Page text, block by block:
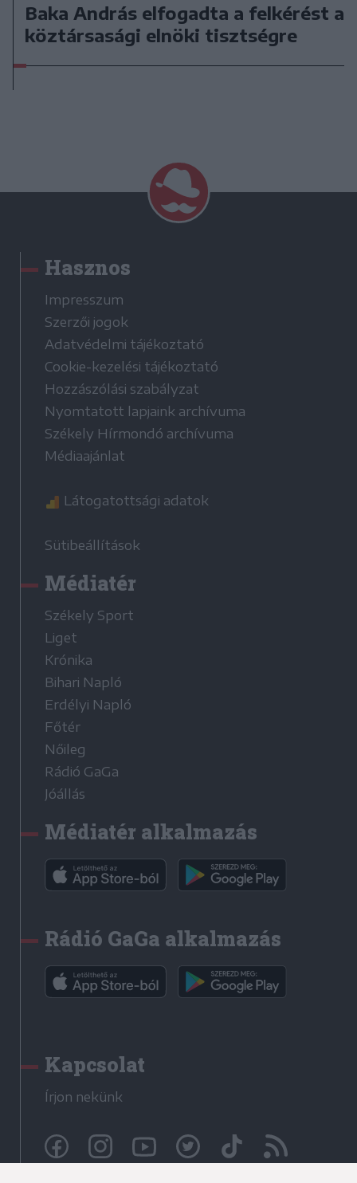
Baka András elfogadta a felkérést a
köztársasági elnöki tisztségre
Hasznos
Impresszum
Szerzői jogok
Adatvédelmi tájékoztató
Cookie-kezelési tájékoztató
Hozzászólási szabályzat
Nyomtatott lapjaink archívuma
Székely Hírmondó archívuma
Médiaajánlat
Látogatottsági adatok
Sütibeállítások
Médiatér
Székely Sport
Liget
Krónika
Bihari Napló
Erdélyi Napló
Főtér
Nőileg
Rádió GaGa
Jóállás
Médiatér alkalmazás
Rádió GaGa alkalmazás
Kapcsolat
Írjon nekünk